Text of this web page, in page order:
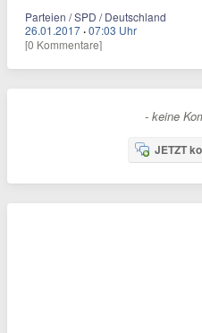
Parteien / SPD / Deutschland
26.01.2017 ·07:03 Uhr
[0 Kommentare]
- keine
JETZT